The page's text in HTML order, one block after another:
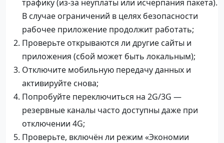
трафику (из-за неуплаты или исчерпания пакета).
В случае ограничений в целях безопасности
рабочее приложение продолжит работать;
Проверьте открываются ли другие сайты и
приложения (сбой может быть локальным);
Отключите мобильную передачу данных и
активируйте снова;
Попробуйте переключиться на 2G/3G —
резервные каналы часто доступны даже при
отключении 4G;
Проверьте, включён ли режим «Экономии